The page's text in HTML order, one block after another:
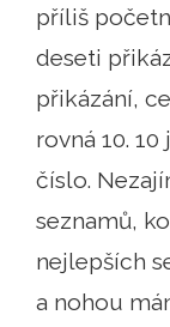
příliš
deseti
přikázání,
rovná 10.
číslo.
seznamů,
nejlepších
a nohou